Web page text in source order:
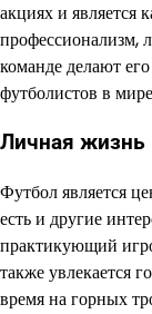
акциях и является
профессионализм,
команде делают
футболистов в
Личная жизнь
Футбол является
есть и другие
практикующий
также увлекается
время на горных